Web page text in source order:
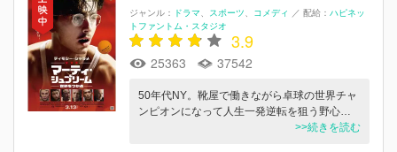
ジャンル：
ドラマ スポーツ コメディ ／ 配給： ハピネッ
トファントム・スタジオ
3.9
25363 37542
50年代NY。靴屋で働きながら卓球の世界チャ
ンピオンになって人生一発逆転を狙う野心…
>>続きを読む